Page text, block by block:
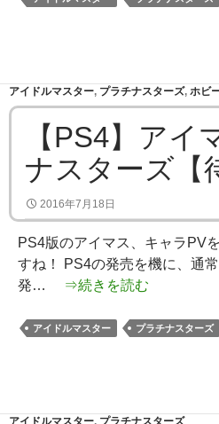
アイドルマスター, プラチナスターズ, ホビ
【PS4】アイ
ナスターズ【
2016年7月18日
PS4版のアイマス、キャラPV
すね！ PS4の発売を機に、通
発…
⇒続きを読む
アイドルマスター プラチナスターズ
アイドルマスター, プラチナスターズ